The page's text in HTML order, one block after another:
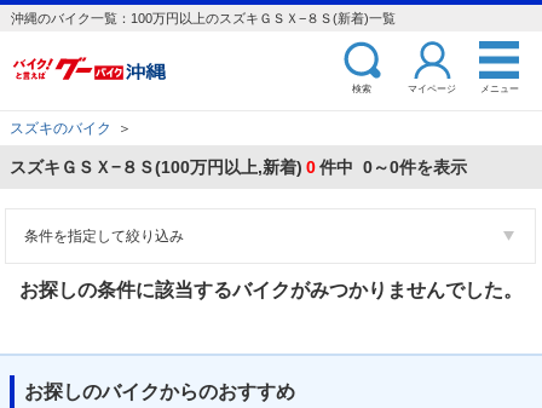
沖縄のバイク一覧：100万円以上のスズキＧＳＸ−８Ｓ(新着)一覧
検索 マイページ メニュー
スズキのバイク ＞
スズキＧＳＸ−８Ｓ(100万円以上,新着) 0件中 0～0件を表示
条件を指定して絞り込み
お探しの条件に該当するバイクがみつかりませんでした。
お探しのバイクからのおすすめ